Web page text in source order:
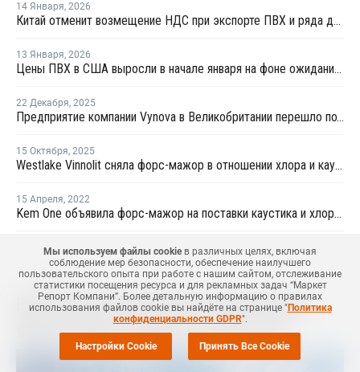
14 Января, 2026
Китай отменит возмещение НДС при экспорте ПВХ и ряда других химикатов с 1 апреля
13 Января, 2026
Цены ПВХ в США выросли в начале января на фоне ожиданий сокращения поставок
22 Декабря, 2025
Предприятие компании Vynova в Великобритании перешло под внешнее управление
15 Октября, 2025
Westlake Vinnolit сняла форс-мажор в отношении хлора и каустической соды в Германии
15 Апреля, 2022
Kem One объявила форс-мажор на поставки каустика и хлора во Франции
24 Апреля,2025
Нижнекамскнефтехим опубликовал
финансовые данные за 2024 год
Мы используем файлы cookieв различных целях, включая
соблюдение мер безопасности, обеспечение наилучшего
пользовательского опыта при работе с нашим сайтом, отслеживание
статистики посещения ресурса и для рекламных задач “Маркет
Репорт Компани”. Более детальную информацию о правилах
использования файлов cookie вы найдёте на странице "Политика
конфиденциальности GDPR".
Настройки Cookie Принять Все Cookie